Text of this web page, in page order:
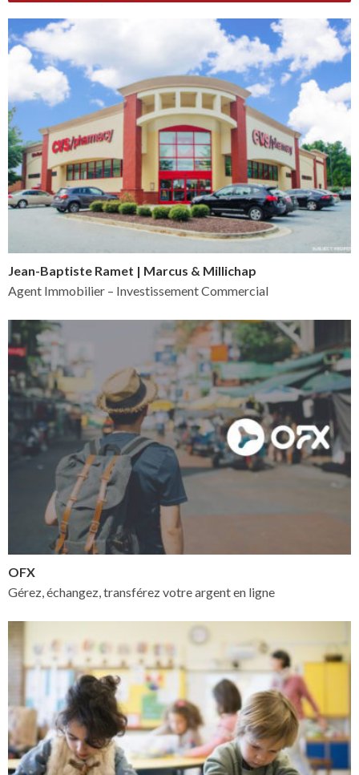
Jean-Baptiste Ramet | Marcus & Millichap
Agent Immobilier – Investissement Commercial
OFX
Gérez, échangez, transférez votre argent en ligne